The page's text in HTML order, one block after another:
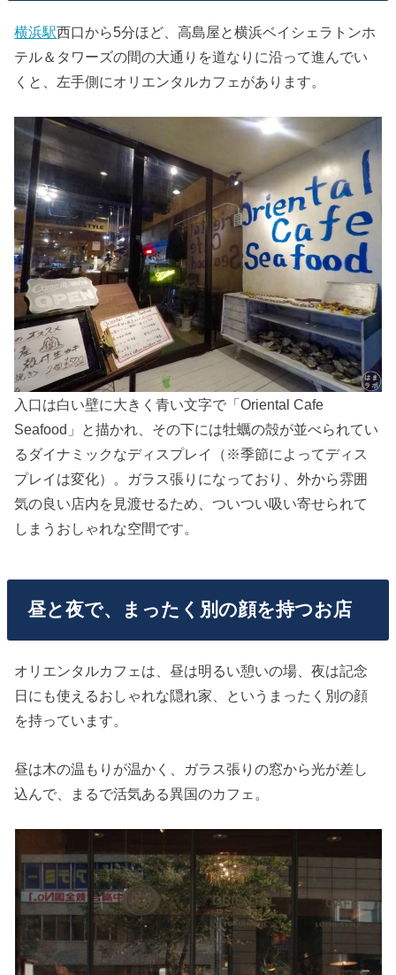
横浜駅西口から5分ほど、高島屋と横浜ベイシェラトンホ
テル＆タワーズの間の大通りを道なりに沿って進んでい
くと、左手側にオリエンタルカフェがあります。
入口は白い壁に大きく青い文字で「Oriental Cafe
Seafood」と描かれ、その下には牡蠣の殻が並べられてい
るダイナミックなディスプレイ（※季節によってディス
プレイは変化）。ガラス張りになっており、外から雰囲
気の良い店内を見渡せるため、ついつい吸い寄せられて
しまうおしゃれな空間です。
昼と夜で、まったく別の顔を持つお店
オリエンタルカフェは、昼は明るい憩いの場、夜は記念
日にも使えるおしゃれな隠れ家、というまったく別の顔
を持っています。
昼は木の温もりが温かく、ガラス張りの窓から光が差し
込んで、まるで活気ある異国のカフェ。